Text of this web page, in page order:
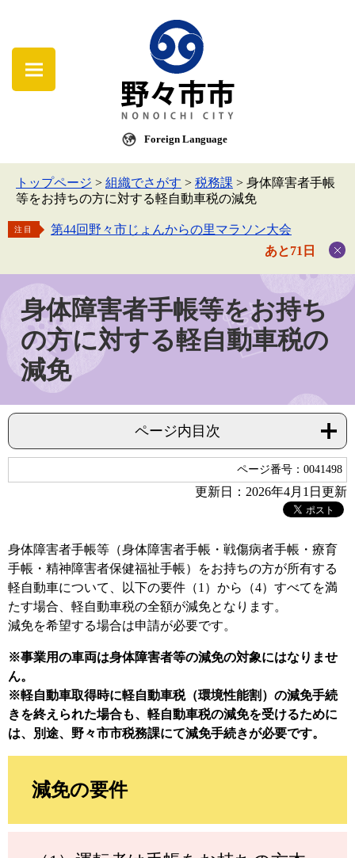
Foreign Language
トップページ > 組織でさがす > 税務課 > 身体障害者手帳
等をお持ちの方に対する軽自動車税の減免
注目
第44回野々市じょんからの里マラソン大会
あと71日
身体障害者手帳等をお持ち
の方に対する軽自動車税の
減免
ページ内目次
ページ番号：0041498
更新日：2026年4月1日更新
身体障害者手帳等（身体障害者手帳・戦傷病者手帳・療育
手帳・精神障害者保健福祉手帳）をお持ちの方が所有する
軽自動車について、以下の要件（1）から（4）すべてを満
たす場合、軽自動車税の全額が減免となります。
減免を希望する場合は申請が必要です。
※事業用の車両は身体障害者等の減免の対象にはなりませ
ん。
※軽自動車取得時に軽自動車税（環境性能割） の減免手続
きを終えられた場合も、軽自動車税の減免を受けるために
は、別途、野々市市税務課にて減免手続きが必要です。
減免の要件